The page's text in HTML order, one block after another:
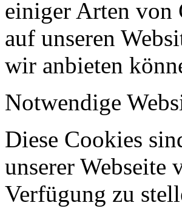
einiger Arten von
auf unseren
wir anbieten
Notwendige
Diese Cookies
unserer Webseite
Verfügung zu